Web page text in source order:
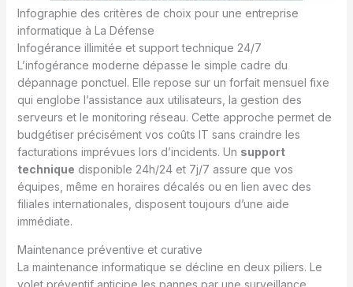
Infographie des critères de choix pour une entreprise
informatique à La Défense
Infogérance illimitée et support technique 24/7
L’infogérance moderne dépasse le simple cadre du
dépannage ponctuel. Elle repose sur un forfait mensuel fixe
qui englobe l’assistance aux utilisateurs, la gestion des
serveurs et le monitoring réseau. Cette approche permet de
budgétiser précisément vos coûts IT sans craindre les
facturations imprévues lors d’incidents. Un support
technique disponible 24h/24 et 7j/7 assure que vos
équipes, même en horaires décalés ou en lien avec des
filiales internationales, disposent toujours d’une aide
immédiate.
Maintenance préventive et curative
La maintenance informatique se décline en deux piliers. Le